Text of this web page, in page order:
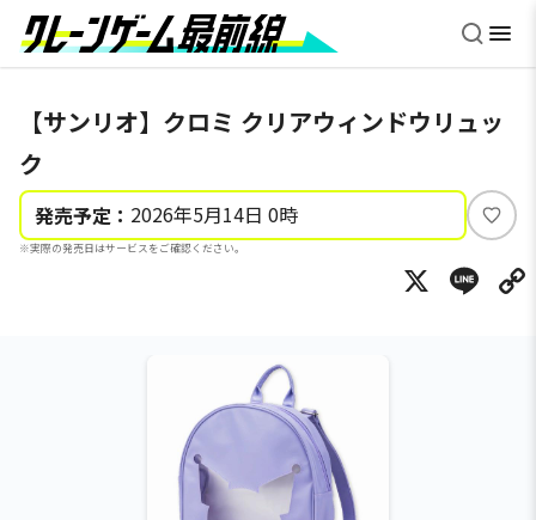
【サンリオ】クロミ クリアウィンドウリュッ
ク
発売予定： 2026年5月14日 0時
※実際の発売日はサービスをご確認ください。
い
ね
X